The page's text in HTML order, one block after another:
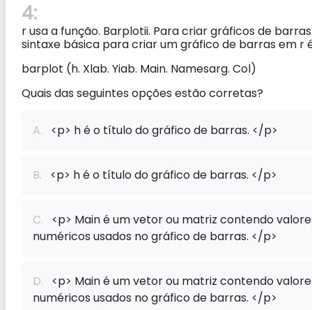
4:
r usa a função. Barplotii. Para criar gráficos de
sintaxe básica para criar um gráfico de barras em r
barplot (h. Xlab. Yiab. Main. Namesarg. Col)
Quais das seguintes opções estão corretas?
A. <p> h é o título do gráfico de barras. </p>
B. <p> h é o título do gráfico de barras. </p>
C. <p> Main é um vetor ou matriz contendo
numéricos usados ​​no gráfico de barras. </p>
D. <p> Main é um vetor ou matriz contendo
numéricos usados ​​no gráfico de barras. </p>